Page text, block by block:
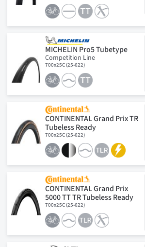
MICHELIN Pro5 Tubetype
Competition Line
700x25C (25-622)
CONTINENTAL Grand Prix TR
Tubeless Ready
700x25C (25-622)
CONTINENTAL Grand Prix
5000 TT TR Tubeless Ready
700x25C (25-622)